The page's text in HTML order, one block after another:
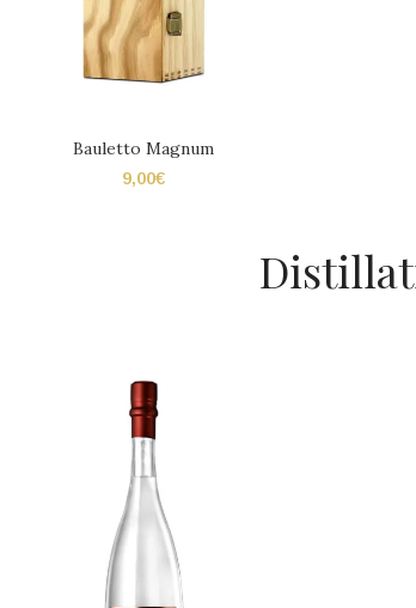
Bauletto Magnum
9,00€